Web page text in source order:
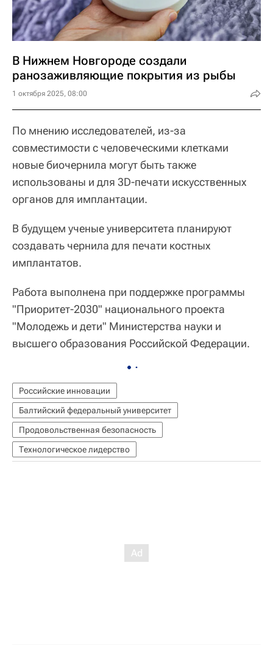
В Нижнем Новгороде создали
ранозаживляющие покрытия из рыбы
1 октября 2025, 08:00
По мнению исследователей, из-за
совместимости с человеческими клетками
новые биочернила могут быть также
использованы и для 3D-печати искусственных
органов для имплантации.
В будущем ученые университета планируют
создавать чернила для печати костных
имплантатов.
Работа выполнена при поддержке программы
"Приоритет-2030" национального проекта
"Молодежь и дети" Министерства науки и
высшего образования Российской Федерации.
Российские инновации
Балтийский федеральный университет
Продовольственная безопасность
Технологическое лидерство